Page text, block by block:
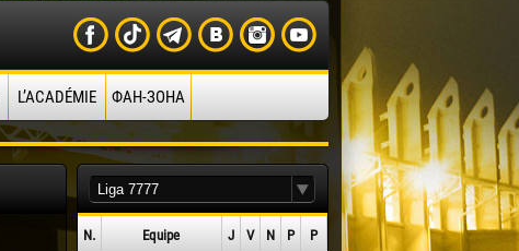
L’ACADÉMIE ФАН-ЗОНА
N. Equipe J V N P P